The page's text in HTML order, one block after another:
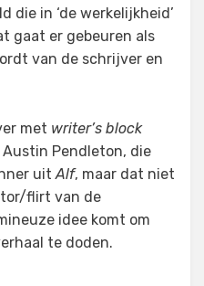
die in ‘de werkelijkheid’
gaat er gebeuren als
van de schrijver en
met writer’s block
Pendleton, die
uitAlf, maar dat niet
flirt van de
idee komt om
te doden.